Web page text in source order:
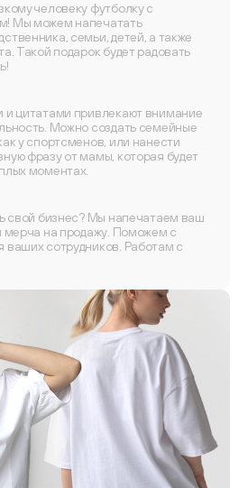
человеку футболку с
Мы можем напечатать
семьи, детей, а также
Такой подарок будет радовать
и цитатами привлекают внимание
Можно создать семейные
у спортсменов, или нанести
фразу от мамы, которая будет
моментах.
свой бизнес? Мы напечатаем ваш
мерча на продажу. Поможем с
ваших сотрудников. Работам с